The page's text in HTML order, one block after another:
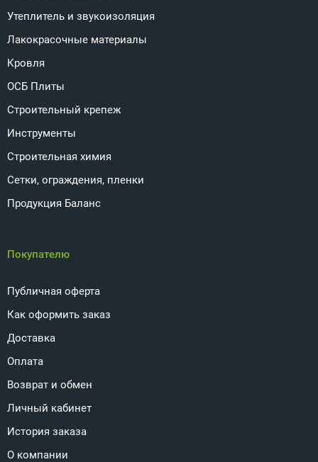
Утеплитель и звукоизоляция
Лакокрасочные материалы
Кровля
ОСБ Плиты
Строительный крепеж
Инструменты
Строительная химия
Сетки, ограждения, пленки
Продукция Баланс
Покупателю
Публичная оферта
Как оформить заказ
Доставка
Оплата
Возврат и обмен
Личный кабинет
История заказа
О компании